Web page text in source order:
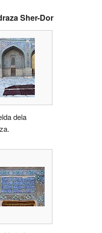
Sher-Dor
dela